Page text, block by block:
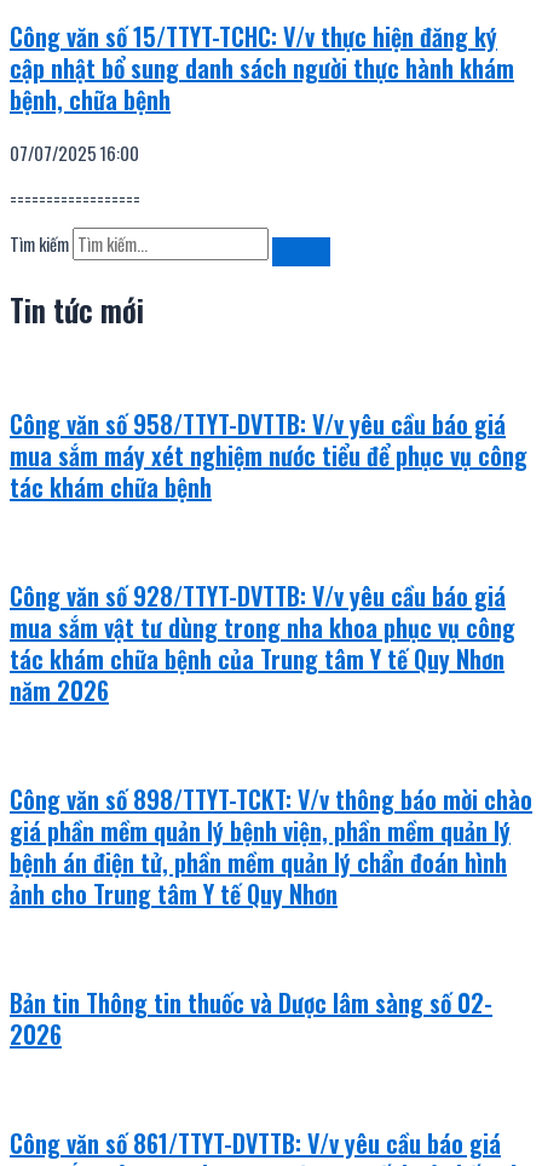
Công văn số 15/TTYT-TCHC: V/v thực hiện đăng ký
cập nhật bổ sung danh sách người thực hành khám
bệnh, chữa bệnh
07/07/202516:00
==================
Tìm kiếm
Tin tức mới
Công văn số 958/TTYT-DVTTB: V/v yêu cầu báo giá
mua sắm máy xét nghiệm nước tiểu để phục vụ công
tác khám chữa bệnh
Công văn số 928/TTYT-DVTTB: V/v yêu cầu báo giá
mua sắm vật tư dùng trong nha khoa phục vụ công
tác khám chữa bệnh của Trung tâm Y tế Quy Nhơn
năm 2026
Công văn số 898/TTYT-TCKT: V/v thông báo mời chào
giá phần mềm quản lý bệnh viện, phần mềm quản lý
bệnh án điện tử, phần mềm quản lý chẩn đoán hình
ảnh cho Trung tâm Y tế Quy Nhơn
Bản tin Thông tin thuốc và Dược lâm sàng số 02-
2026
Công văn số 861/TTYT-DVTTB: V/v yêu cầu báo giá